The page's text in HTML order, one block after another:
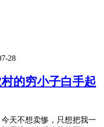
28
的穷小子白手起
天不想卖惨，只想把我一